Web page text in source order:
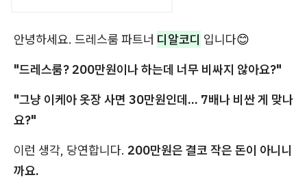
안녕하세요. 드레스룸 파트너 디알코디 입니다😊
"드레스룸? 200만원이나 하는데 너무 비싸지 않아요?"
"그냥 이케아 옷장 사면 30만원인데... 7배나 비싼 게 맞나
요?"
이런 생각, 당연합니다. 200만원은 결코 작은 돈이 아니니
까요.